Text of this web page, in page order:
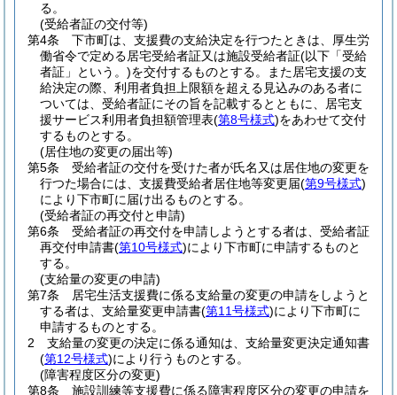
る。
(受給者証の交付等)
第4条
下市町は、支援費の支給決定を行つたときは、厚生労
働省令で定める居宅受給者証又は施設受給者証(以下「受給
者証」という。)を交付するものとする。
また居宅支援の支
給決定の際、利用者負担上限額を超える見込みのある者に
ついては、受給者証にその旨を記載するとともに、居宅支
援サービス利用者負担額管理表(第8号様式)をあわせて交付
するものとする。
(居住地の変更の届出等)
第5条
受給者証の交付を受けた者が氏名又は居住地の変更を
行つた場合には、支援費受給者居住地等変更届(第9号様式)
により下市町に届け出るものとする。
(受給者証の再交付と申請)
第6条
受給者証の再交付を申請しようとする者は、受給者証
再交付申請書(第10号様式)により下市町に申請するものと
する。
(支給量の変更の申請)
第7条
居宅生活支援費に係る支給量の変更の申請をしようと
する者は、支給量変更申請書(第11号様式)により下市町に
申請するものとする。
2
支給量の変更の決定に係る通知は、支給量変更決定通知書
(第12号様式)により行うものとする。
(障害程度区分の変更)
第8条
施設訓練等支援費に係る障害程度区分の変更の申請を